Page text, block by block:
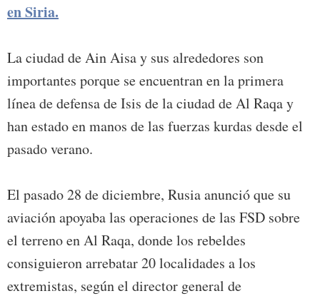
en Siria.
La ciudad de Ain Aisa y sus alrededores son
importantes porque se encuentran en la primera
línea de defensa de Isis de la ciudad de Al Raqa y
han estado en manos de las fuerzas kurdas desde el
pasado verano.
El pasado 28 de diciembre, Rusia anunció que su
aviación apoyaba las operaciones de las FSD sobre
el terreno en Al Raqa, donde los rebeldes
consiguieron arrebatar 20 localidades a los
extremistas, según el director general de